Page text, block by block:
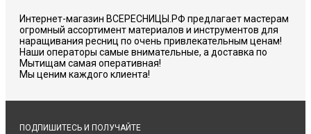
Интернет-магазин ВСЕРЕСНИЦЫ.РФ предлагает мастерам
огромный ассортимент материалов и инструментов для
наращивания ресниц по очень привлекательным ценам!
Наши операторы самые внимательные, а доставка по
Мытищам самая оперативная!
Мы ценим каждого клиента!
ПОДПИШИТЕСЬ И ПОЛУЧАЙТЕ